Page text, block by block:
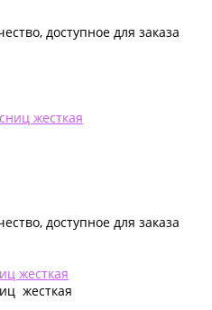
доступное для заказа
доступное для заказа
жесткая
жесткая